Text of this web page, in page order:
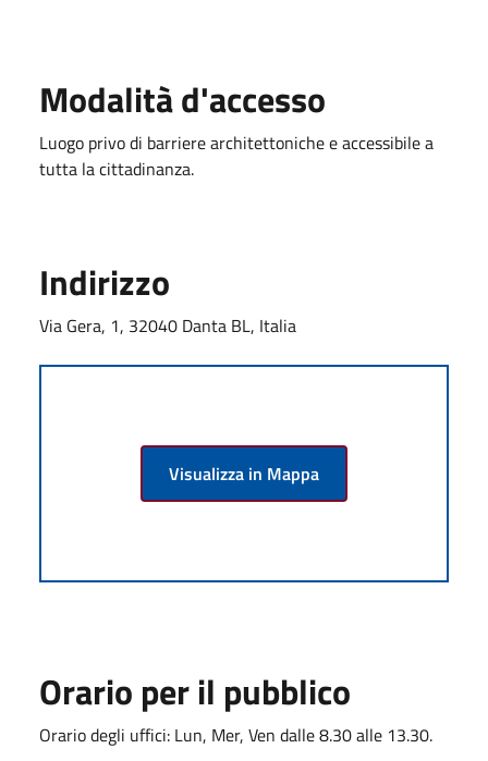
Modalità d'accesso
Luogo privo di barriere architettoniche e accessibile a
tutta la cittadinanza.
Indirizzo
Via Gera, 1, 32040 Danta BL, Italia
Visualizza in Mappa
Orario per il pubblico
Orario degli uffici: Lun, Mer, Ven dalle 8.30 alle 13.30.